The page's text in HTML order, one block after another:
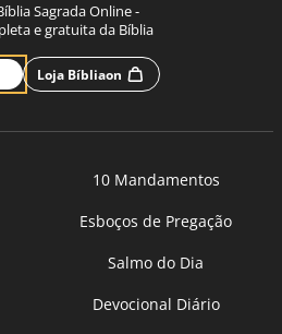
Sagrada Online -
e gratuita da Bíblia
Loja Bíbliaon
10 Mandamentos
Esboços de Pregação
Salmo do Dia
Devocional Diário